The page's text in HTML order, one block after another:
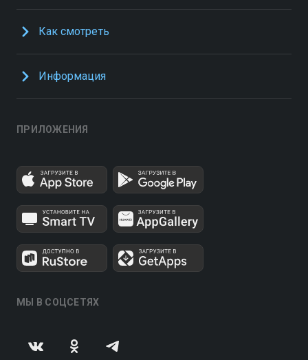
Как смотреть
Информация
ПРИЛОЖЕНИЯ
МЫ В СОЦСЕТЯХ